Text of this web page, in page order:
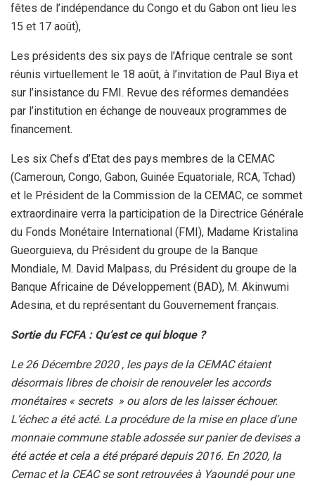
fêtes de l’indépendance du Congo et du Gabon ont lieu les
15 et 17 août),
Les présidents des six pays de l’Afrique centrale se sont
réunis virtuellement le 18 août, à l’invitation de Paul Biya et
sur l’insistance du FMI. Revue des réformes demandées
par l’institution en échange de nouveaux programmes de
financement.
Les six Chefs d’Etat des pays membres de la CEMAC
(Cameroun, Congo, Gabon, Guinée Equatoriale, RCA, Tchad)
et le Président de la Commission de la CEMAC, ce sommet
extraordinaire verra la participation de la Directrice Générale
du Fonds Monétaire International (FMI), Madame Kristalina
Gueorguieva, du Président du groupe de la Banque
Mondiale, M. David Malpass, du Président du groupe de la
Banque Africaine de Développement (BAD), M. Akinwumi
Adesina, et du représentant du Gouvernement français.
Sortie du FCFA : Qu’est ce qui bloque ?
Le 26 Décembre 2020 , les pays de la CEMAC étaient
désormais libres de choisir de renouveler les accords
monétaires « secrets » ou alors de les laisser échouer.
L’échec a été acté. La procédure de la mise en place d’une
monnaie commune stable adossée sur panier de devises a
été actée et cela a été préparé depuis 2016. En 2020, la
Cemac et la CEAC se sont retrouvées à Yaoundé pour une